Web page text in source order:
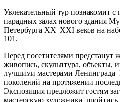
Увлекательный тур познакомит с
парадных залах нового здания
Петербурга ХХ–XXI веков на
101.
Перед посетителями предстанут
живопись, скульптура, объекты,
лучшими мастерами
поколений на протяжении
Экспозиция предложит гостям
мастерскую художника, пройтись